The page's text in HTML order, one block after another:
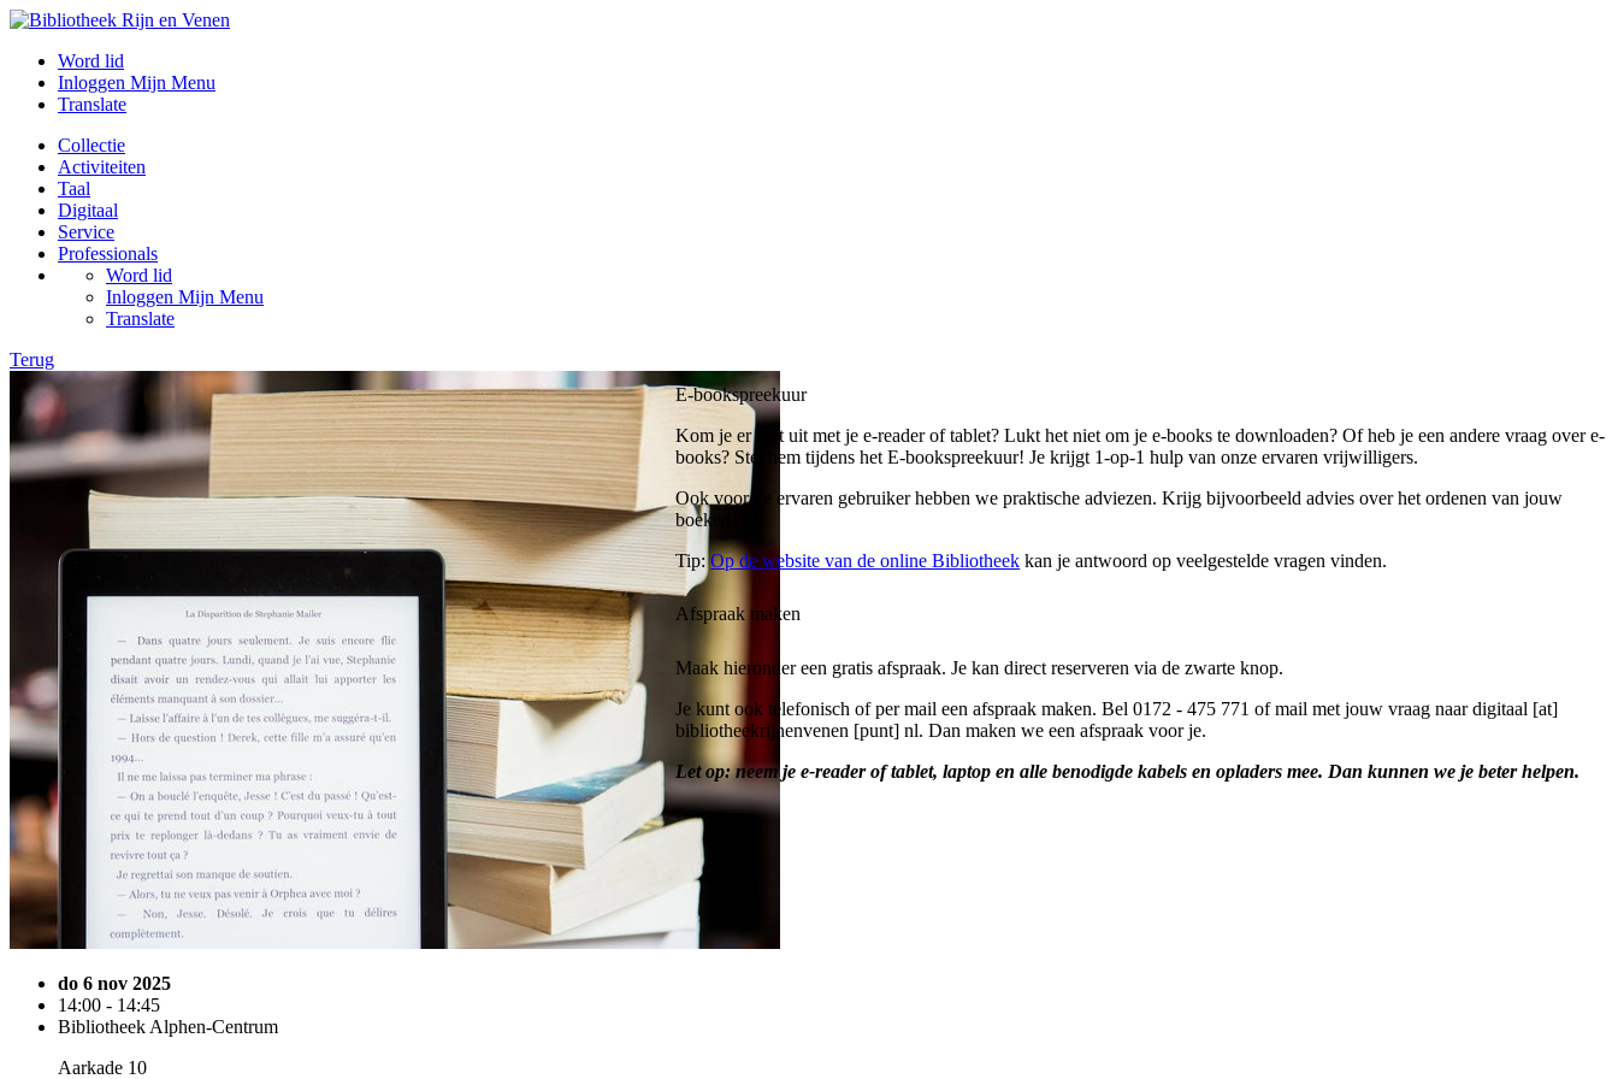
Word lid
Inloggen Mijn Menu
Translate
Collectie
Activiteiten
Taal
Digitaal
Service
Professionals
Word lid
Inloggen Mijn Menu
Translate
Terug
do 6 nov 2025
14:00 - 14:45
Bibliotheek Alphen-Centrum
Aarkade 10
E-bookspreekuur
Kom je er niet uit met je e-reader of tablet? Lukt het niet om je e-books te downloaden? Of heb je een andere vraag over e-
books? Stel hem tijdens het E-bookspreekuur! Je krijgt 1-op-1 hulp van onze ervaren vrijwilligers.
Ook voor de ervaren gebruiker hebben we praktische adviezen. Krijg bijvoorbeeld advies over het ordenen van jouw
boeken.
Tip:Op de website van de online Bibliotheek kan je antwoord op veelgestelde vragen vinden.
Afspraak maken
Maak hieronder een gratis afspraak. Je kan direct reserveren via de zwarte knop.
Je kunt ook telefonisch of per mail een afspraak maken. Bel 0172 - 475 771 of mail met jouw vraag naardigitaal [at]
bibliotheekrijnenvenen [punt] nl. Dan maken we een afspraak voor je.
Let op: neem je e-reader of tablet, laptop en alle benodigde kabels en opladers mee. Dan kunnen we je beter helpen.